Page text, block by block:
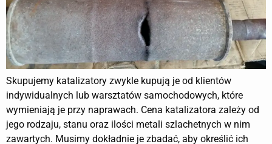
Skupujemy katalizatory zwykle kupują je od klientów
indywidualnych lub warsztatów samochodowych, które
wymieniają je przy naprawach. Cena katalizatora zależy od
jego rodzaju, stanu oraz ilości metali szlachetnych w nim
zawartych. Musimy dokładnie je zbadać, aby określić ich